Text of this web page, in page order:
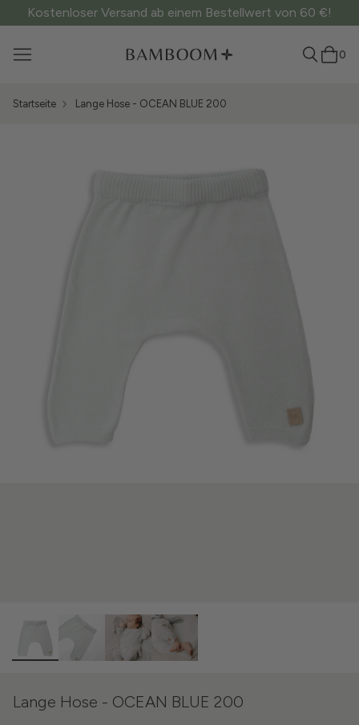
Kostenloser Versand ab einem Bestellwert von 60 €!
0
Startseite Lange Hose - OCEAN BLUE 200
Lange Hose - OCEAN BLUE 200